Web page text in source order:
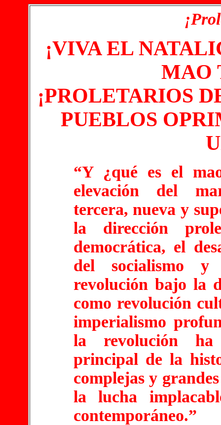
¡VIVA EL
MAO
¡PROLETARIOS
PUEBLOS
“Y ¿qué es el
elevación del
tercera, nueva y
la dirección
democrática, el
del socialismo
revolución bajo la
como revolución
imperialismo
la revolución ha
principal de la
complejas y
la lucha
contemporáneo.”